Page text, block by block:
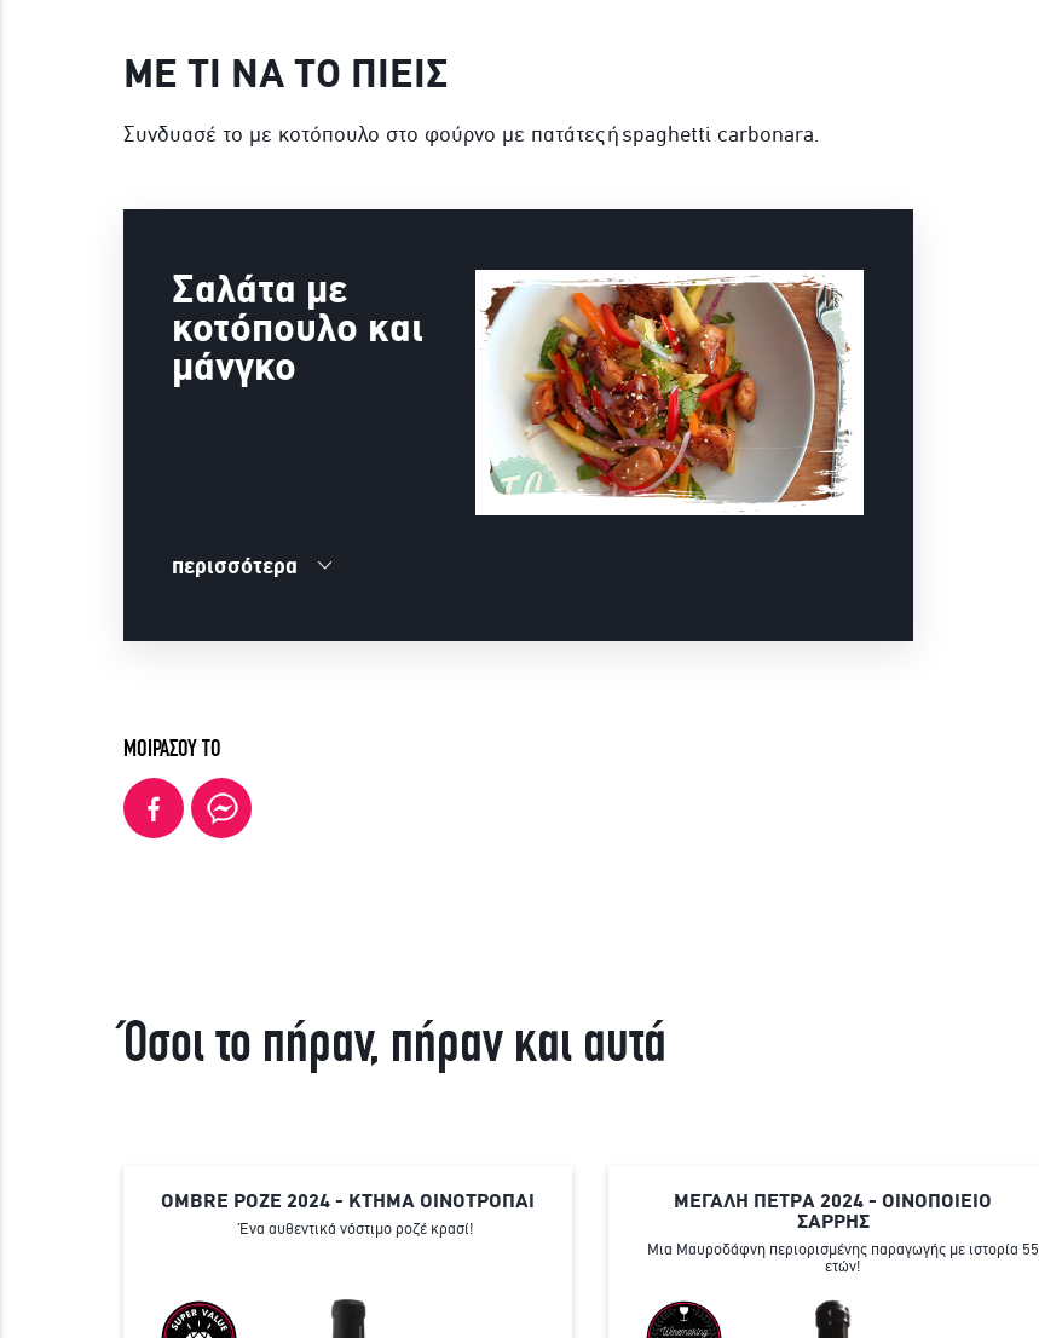
ΜΕ ΤΙ ΝΑ ΤΟ ΠΙΕΙΣ
Συνδυασέ το με κοτόπουλο στο φούρνο με πατάτες ή spaghetti carbonara.
Σαλάτα με
κοτόπουλο και
μάνγκο
περισσότερα
ΜΟΙΡΑΣΟΥ ΤΟ
Όσοι το πήραν, πήραν και αυτά
OMBRE ΡΟΖΕ 2024 - ΚΤΗΜΑ ΟΙΝΟΤΡΟΠΑΙ
Ένα αυθεντικά νόστιμο ροζέ κρασί!
ΜΕΓΑΛΗ ΠΕΤΡΑ 2024 - ΟΙΝΟΠΟΙΕΙΟ
ΣΑΡΡΗΣ
Μια Μαυροδάφνη περιορισμένης παραγωγής με ιστορία 55
ετών!